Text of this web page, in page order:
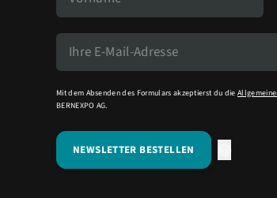
Mit dem Absenden des Formulars akzeptierst du die
BERNEXPO AG.